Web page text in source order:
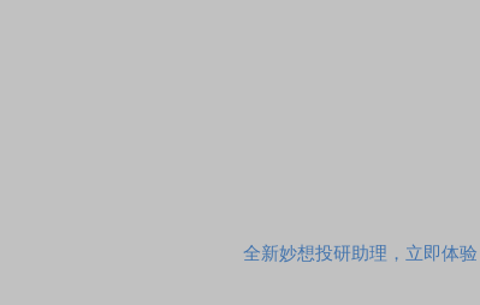
全新妙想投研助理，立即体验